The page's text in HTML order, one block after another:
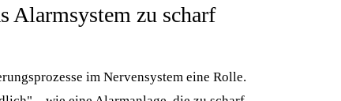
Alarmsystem zu scharf
im Nervensystem eine Rolle.